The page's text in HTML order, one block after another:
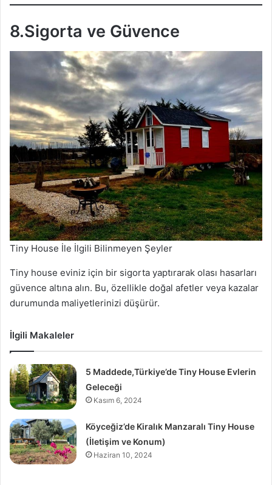
8.Sigorta ve Güvence
Tiny House İle İlgili Bilinmeyen Şeyler
Tiny house eviniz için bir sigorta yaptırarak olası hasarları
güvence altına alın. Bu, özellikle doğal afetler veya kazalar
durumunda maliyetlerinizi düşürür.
İlgili Makaleler
5 Maddede,Türkiye’de Tiny House Evlerin
Geleceği
Kasım 6, 2024
Köyceğiz’de Kiralık Manzaralı Tiny House
(İletişim ve Konum)
Haziran 10, 2024